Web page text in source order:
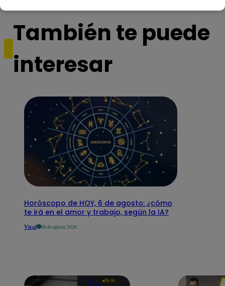
También te puede
interesar
Horóscopo de HOY, 6 de agosto: ¿cómo
te irá en el amor y trabajo, según la IA?
Viral 06 de agosto 2026
Te
06 de